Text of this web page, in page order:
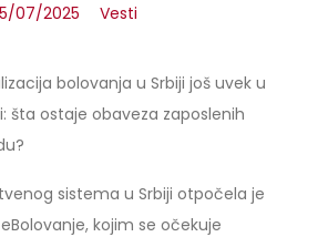
07/2025
Vesti
bolovanja u Srbiji još uvek u
šta ostaje obaveza zaposlenih
sistema u Srbiji otpočela je
kojim se očekuje